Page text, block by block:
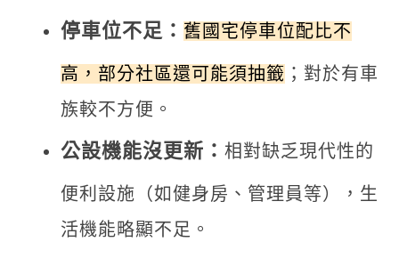
停車位不足： 舊國宅停車位配比不
高，部分社區還可能須抽籤 ；對於有車
族較不方便。
公設機能沒更新： 相對缺乏現代性的
便利設施（如健身房、管理員等），生
活機能略顯不足。